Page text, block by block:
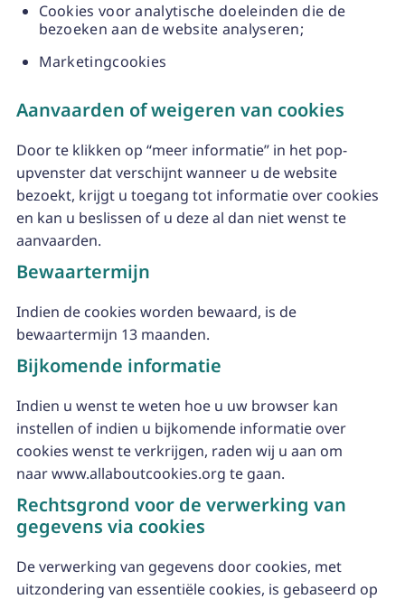
Cookies voor analytische doeleinden die de
bezoeken aan de website analyseren;
Marketingcookies
Aanvaarden of weigeren van cookies
Door te klikken op “meer informatie” in het pop-
upvenster dat verschijnt wanneer u de website
bezoekt, krijgt u toegang tot informatie over cookies
en kan u beslissen of u deze al dan niet wenst te
aanvaarden.
Bewaartermijn
Indien de cookies worden bewaard, is de
bewaartermijn 13 maanden.
Bijkomende informatie
Indien u wenst te weten hoe u uw browser kan
instellen of indien u bijkomende informatie over
cookies wenst te verkrijgen, raden wij u aan om
naar www.allaboutcookies.org te gaan.
Rechtsgrond voor de verwerking van
gegevens via cookies
De verwerking van gegevens door cookies, met
uitzondering van essentiële cookies, is gebaseerd op